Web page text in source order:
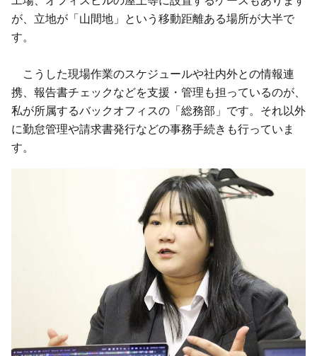
が、立地が「山間地」という移動距離ある場所が大半で
す。
こうした現場作業のスケジュールや社内外との情報連
携、報告書チェックなどを支援・管理も担っているのが、
私が所属するバックオフィスの「総務部」です。それ以外
に勤怠管理や請求書発行などの事務手続きも行っていま
す。